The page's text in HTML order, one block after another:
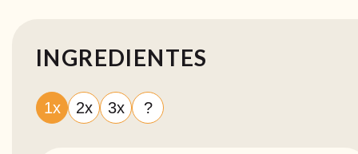
INGREDIENTES
1x 2x 3x ?